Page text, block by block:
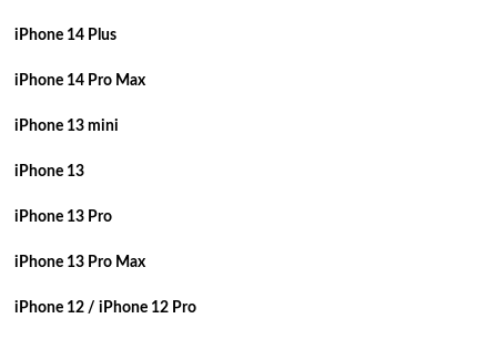
iPhone 14 Plus
iPhone 14 Pro Max
iPhone 13 mini
iPhone 13
iPhone 13 Pro
iPhone 13 Pro Max
iPhone 12 / iPhone 12 Pro